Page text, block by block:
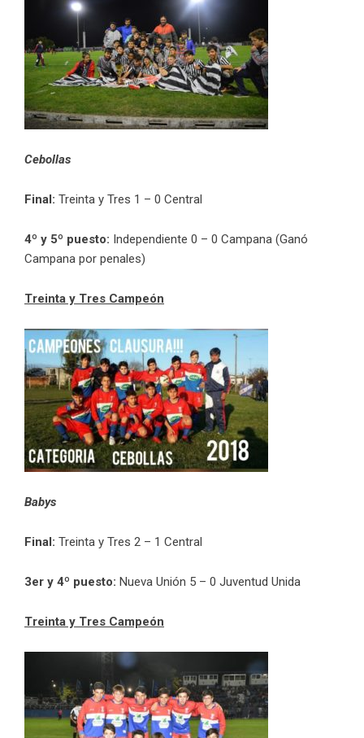
Cebollas
Final: Treinta y Tres 1 – 0 Central
4º y 5º puesto: Independiente 0 – 0 Campana (Ganó
Campana por penales)
Treinta y Tres Campeón
Babys
Final: Treinta y Tres 2 – 1 Central
3er y 4º puesto: Nueva Unión 5 – 0 Juventud Unida
Treinta y Tres Campeón